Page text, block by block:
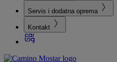
Servis i dodatna oprema
Kontakt